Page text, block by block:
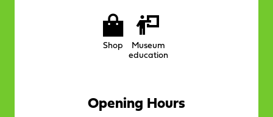
Shop
Museum
education
Opening Hours